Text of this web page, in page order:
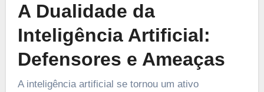
A Dualidade da
Inteligência Artificial:
Defensores e Ameaças
A inteligência artificial se tornou um ativo